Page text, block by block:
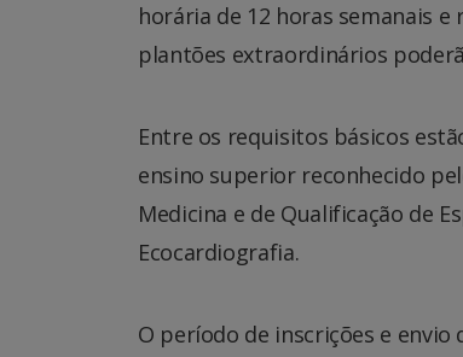
horária de 12 horas semanais e
plantões extraordinários
Entre os requisitos básicos
ensino superior reconhecido
Medicina e de Qualificação de
Ecocardiografia.
O período de inscrições e envio